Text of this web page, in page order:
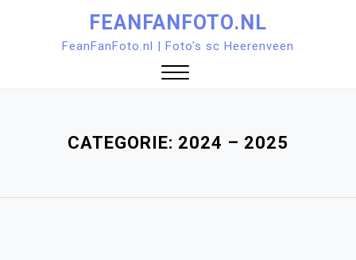
FEANFANFOTO.NL
FeanFanFoto.nl | Foto's sc Heerenveen
CATEGORIE: 2024 – 2025